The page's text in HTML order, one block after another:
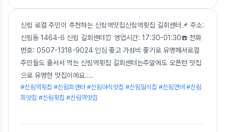
신림 로컬 주민이 추천하는 신림역맛집신림역횟집 길회센터📌 주소:
신림동 1464-6 신림 길회센터⏰️ 영업시간: 17:30-01:30☎️ 전화
번호: 0507-1318-9024 인심 좋고 가성비 좋기로 유명해서로컬
주민들도 줄서서 먹는 신림역횟집 길회센터는주말에도 오픈런 맛집
으로 유명한 맛집이에요....
#신림역횟집 #신림회센터 #신림야식맛집 #신림일식집 #신림연어 #신림
회맛집 #신림횟집 #신림역맛집